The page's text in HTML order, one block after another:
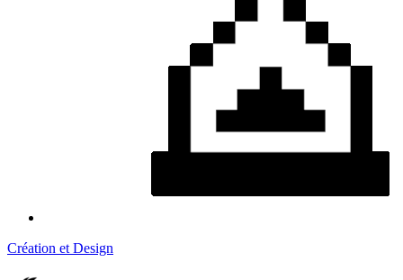
Création et Design